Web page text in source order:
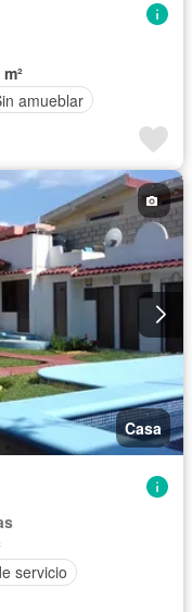
amueblar
Casa
servicio